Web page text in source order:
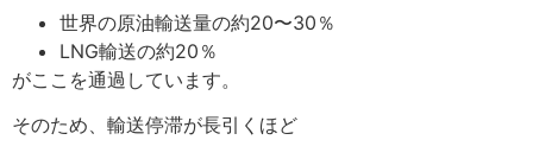
世界の原油輸送量の約20〜30％
LNG輸送の約20％
がここを通過しています。
そのため、輸送停滞が長引くほど